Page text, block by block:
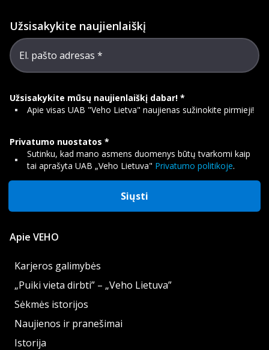
Užsisakykite naujienlaiškį
El. pašto adresas
Užsisakykite mūsų naujienlaiškį dabar!
Apie visas UAB "Veho Lietva" naujienas sužinokite pirmieji!
Privatumo nuostatos
Sutinku, kad mano asmens duomenys būtų tvarkomi kaip
tai aprašyta UAB „Veho Lietuva" Privatumo politikoje.
Siųsti
Apie VEHO
Karjeros galimybės
„Puiki vieta dirbti” – „Veho Lietuva”
Sėkmės istorijos
Naujienos ir pranešimai
Istorija